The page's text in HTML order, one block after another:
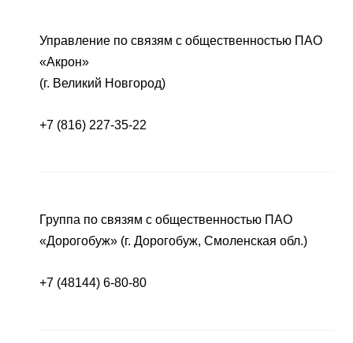
Управление по связям с общественностью ПАО
«Акрон»
(г. Великий Новгород)
+7 (816) 227-35-22
Группа по связям с общественностью ПАО
«Дорогобуж» (г. Дорогобуж, Смоленская обл.)
+7 (48144) 6-80-80